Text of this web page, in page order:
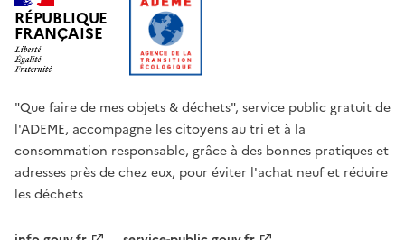
RÉPUBLIQUE
FRANÇAISE
"Que faire de mes objets & déchets", service public gratuit de
l'ADEME, accompagne les citoyens au tri et à la
consommation responsable, grâce à des bonnes pratiques et
adresses près de chez eux, pour éviter l'achat neuf et réduire
les déchets